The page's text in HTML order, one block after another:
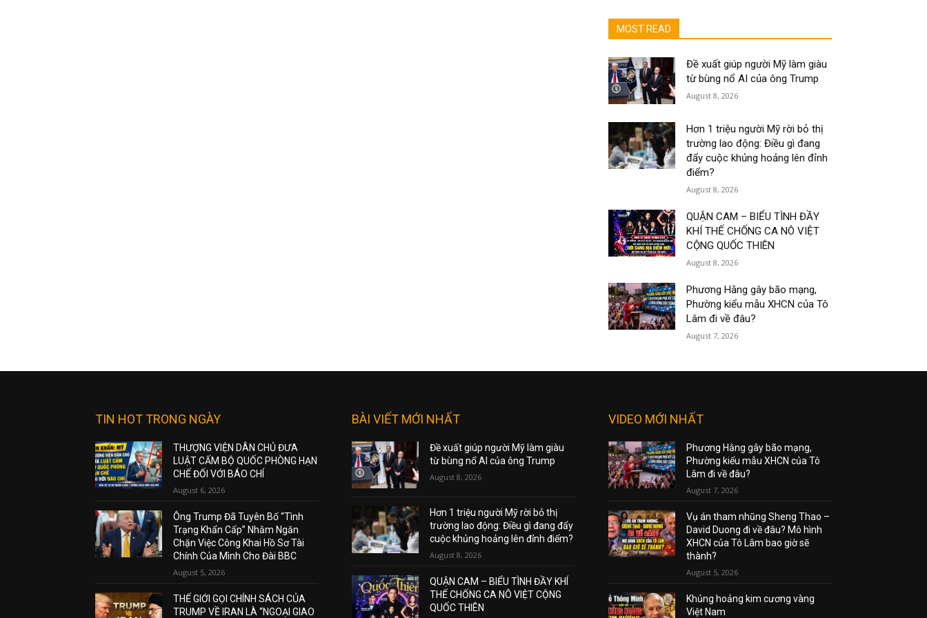
MOST READ
Đề xuất giúp người Mỹ làm giàu
từ bùng nổ AI của ông Trump
August 8, 2026
Hơn 1 triệu người Mỹ rời bỏ thị
trường lao động: Điều gì đang
đẩy cuộc khủng hoảng lên đỉnh
điểm?
August 8, 2026
QUẬN CAM – BIỂU TÌNH ĐẦY
KHÍ THẾ CHỐNG CA NÔ VIỆT
CỘNG QUỐC THIÊN
August 8, 2026
Phương Hằng gây bão mạng,
Phường kiểu mẫu XHCN của Tô
Lâm đi về đâu?
August 7, 2026
TIN HOT TRONG NGÀY
THƯỢNG VIỆN DÂN CHỦ ĐƯA
LUẬT CẤM BỘ QUỐC PHÒNG HẠN
CHẾ ĐỐI VỚI BÁO CHÍ
August 6, 2026
Ông Trump Đã Tuyên Bố “Tình
Trạng Khẩn Cấp” Nhằm Ngăn
Chặn Việc Công Khai Hồ Sơ Tài
Chính Của Mình Cho Đài BBC
August 5, 2026
THẾ GIỚI GỌI CHÍNH SÁCH CỦA
TRUMP VỀ IRAN LÀ “NGOẠI GIAO
BÀI VIẾT MỚI NHẤT
Đề xuất giúp người Mỹ làm giàu
từ bùng nổ AI của ông Trump
August 8, 2026
Hơn 1 triệu người Mỹ rời bỏ thị
trường lao động: Điều gì đang đẩy
cuộc khủng hoảng lên đỉnh điểm?
August 8, 2026
QUẬN CAM – BIỂU TÌNH ĐẦY KHÍ
THẾ CHỐNG CA NÔ VIỆT CỘNG
QUỐC THIÊN
VIDEO MỚI NHẤT
Phương Hằng gây bão mạng,
Phường kiểu mẫu XHCN của Tô
Lâm đi về đâu?
August 7, 2026
Vụ án tham nhũng Sheng Thao –
David Duong đi về đâu? Mô hình
XHCN của Tô Lâm bao giờ sẽ
thành?
August 5, 2026
Khủng hoảng kim cương vàng
Việt Nam